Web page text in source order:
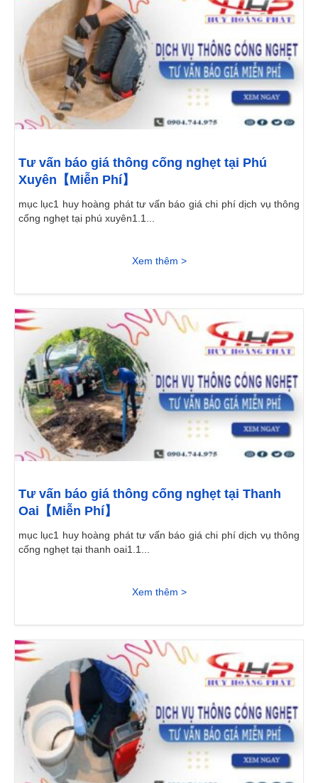
Tư vấn báo giá thông cống nghẹt tại Phú
Xuyên【Miễn Phí】
mục lục1 huy hoàng phát tư vấn báo giá chi phí dịch vụ thông
cống nghẹt tại phú xuyên1.1...
Xem thêm >
Tư vấn báo giá thông cống nghẹt tại Thanh
Oai【Miễn Phí】
mục lục1 huy hoàng phát tư vấn báo giá chi phí dịch vụ thông
cống nghẹt tại thanh oai1.1...
Xem thêm >